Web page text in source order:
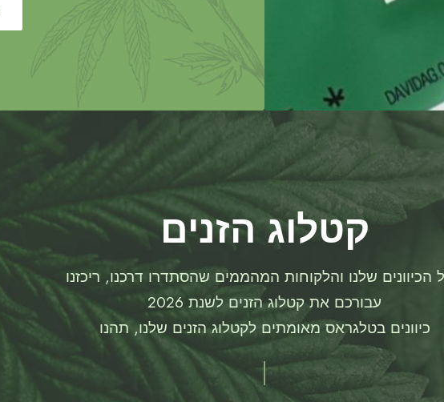
קטלוג הזנים
הכיוונים שלנו והלקוחות המהממים שהסתדרו דרכנו, ריכזנו
עבורכם את קטלוג הזנים לשנת 2026
כיוונים בטלגראס מאומתים לקטלוג הזנים שלנו, תהנו